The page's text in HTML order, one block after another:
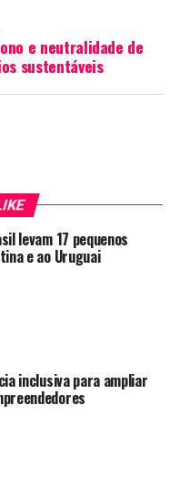
e neutralidade de
sustentáveis
levam 17 pequenos
e ao Uruguai
inclusiva para ampliar